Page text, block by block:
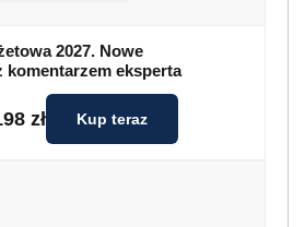
2027. Nowe
komentarzem eksperta
zł Kup teraz